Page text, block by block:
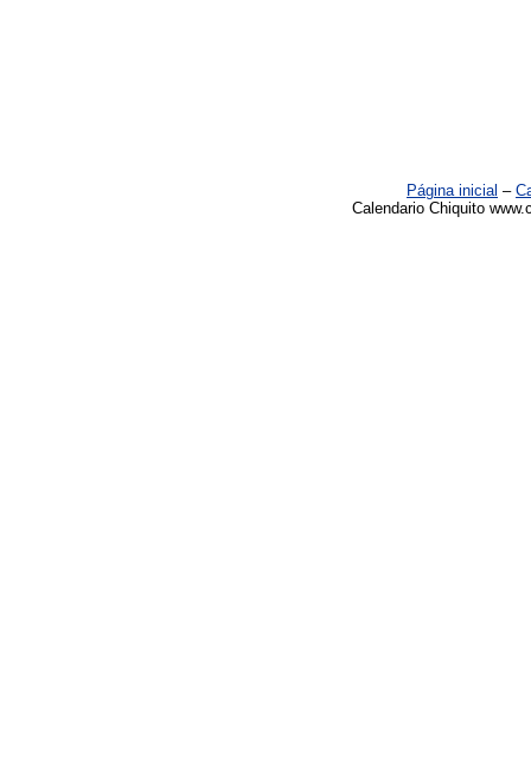
Página inicial –
Calendario Chiquito